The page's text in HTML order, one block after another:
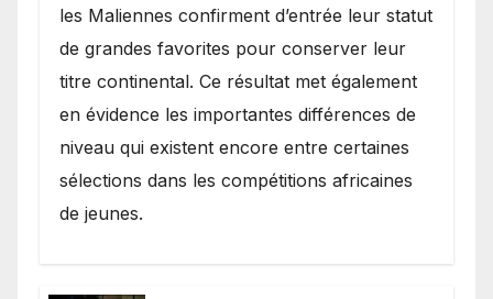
les Maliennes confirment d’entrée leur statut
de grandes favorites pour conserver leur
titre continental. Ce résultat met également
en évidence les importantes différences de
niveau qui existent encore entre certaines
sélections dans les compétitions africaines
de jeunes.